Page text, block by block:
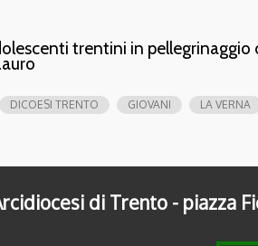
trentini in pellegrinaggio
DICOESI TRENTO GIOVANI LA VERNA
di Trento - piazza